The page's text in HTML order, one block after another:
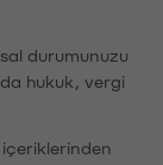
durumunuzu
hukuk, vergi